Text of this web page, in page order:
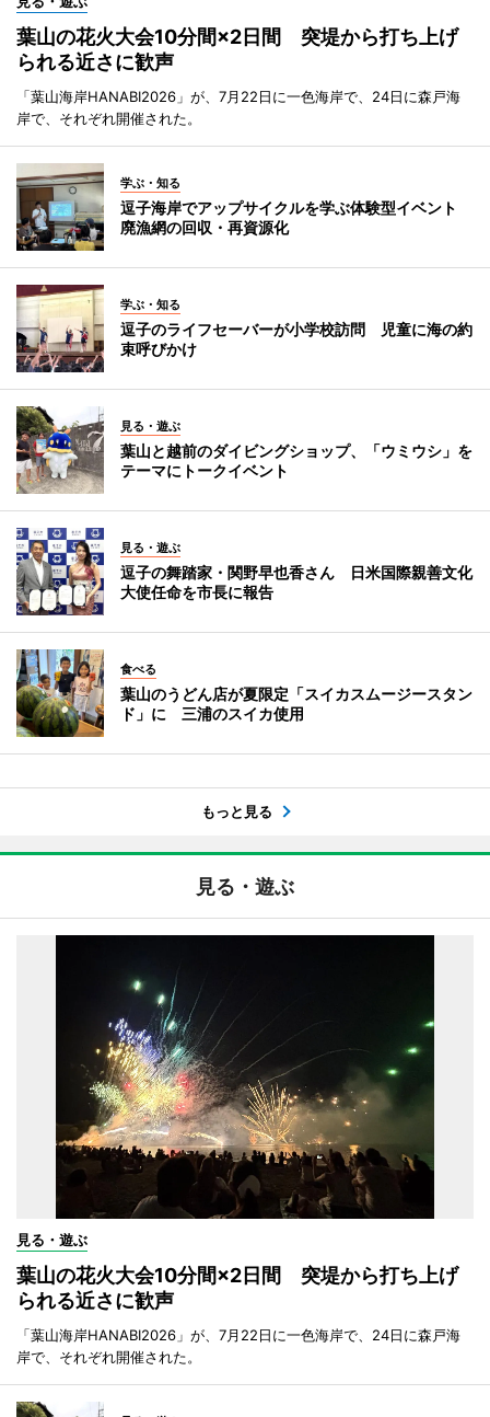
葉山の花火大会10分間×2日間 突堤から打ち上げ
られる近さに歓声
「葉山海岸HANABI2026」が、7月22日に一色海岸で、24日に森戸海
岸で、それぞれ開催された。
学ぶ・知る
逗子海岸でアップサイクルを学ぶ体験型イベント
廃漁網の回収・再資源化
学ぶ・知る
逗子のライフセーバーが小学校訪問 児童に海の約
束呼びかけ
見る・遊ぶ
葉山と越前のダイビングショップ、「ウミウシ」を
テーマにトークイベント
見る・遊ぶ
逗子の舞踏家・関野早也香さん 日米国際親善文化
大使任命を市長に報告
食べる
葉山のうどん店が夏限定「スイカスムージースタン
ド」に 三浦のスイカ使用
もっと見る
見る・遊ぶ
見る・遊ぶ
葉山の花火大会10分間×2日間 突堤から打ち上げ
られる近さに歓声
「葉山海岸HANABI2026」が、7月22日に一色海岸で、24日に森戸海
岸で、それぞれ開催された。